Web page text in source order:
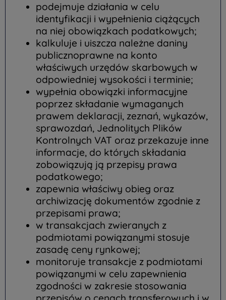
podejmuje działania w celu
identyfikacji i wypełnienia ciążących
na niej obowiązkach podatkowych;
kalkuluje i uiszcza należne daniny
publicznoprawne na konto
właściwych urzędów skarbowych w
odpowiedniej wysokości i terminie;
wypełnia obowiązki informacyjne
poprzez składanie wymaganych
prawem deklaracji, zeznań, wykazów,
sprawozdań, Jednolitych Plików
Kontrolnych VAT oraz przekazuje inne
informacje, do których składania
zobowiązują ją przepisy prawa
podatkowego;
zapewnia właściwy obieg oraz
archiwizację dokumentów zgodnie z
przepisami prawa;
w transakcjach zwieranych z
podmiotami powiązanymi stosuje
zasadę ceny rynkowej;
monitoruje transakcje z podmiotami
powiązanymi w celu zapewnienia
zgodności w zakresie stosowania